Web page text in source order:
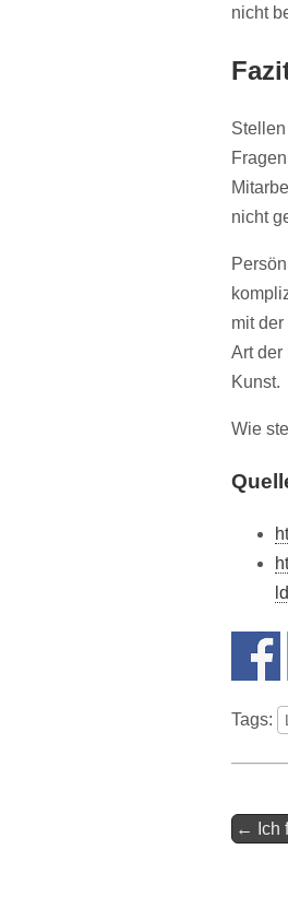
nicht
nicht
mit
Art der
Kunst.
Wie
Tags:
← Ich